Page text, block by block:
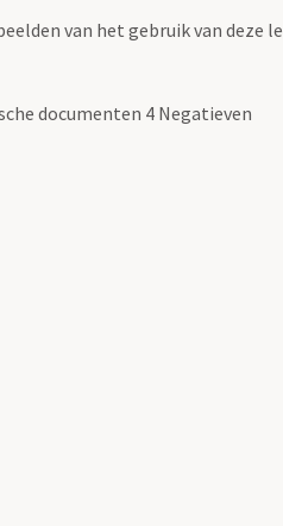
van het gebruik van deze
documenten 4 Negatieven